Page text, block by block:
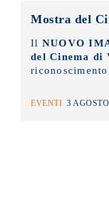
Il NUOVO
del Cinema di
Cinema
EVENTI 3